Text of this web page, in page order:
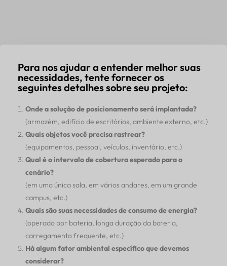
Para nos ajudar a entender melhor suas
necessidades, tente fornecer os
seguintes detalhes sobre seu projeto:
Onde a solução de posicionamento será implantada?
(armazém, edifício de escritórios, ambiente externo, etc.)
Quais objetos você precisa rastrear?
(equipamentos, pessoal, veículos, inventário, etc.)
Qual é o intervalo de cobertura esperado para o
cenário?
(em uma única sala, em vários andares, em um grande
campus, etc.)
Quais são suas necessidades de consumo de energia?
(operado por bateria, longa duração da bateria,
carregamento frequente, etc.)
Há algum fator ambiental específico que devemos
considerar?